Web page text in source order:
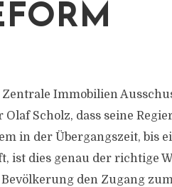
Immobilien
Scholz, dass seine
in der Übergangszeit, bis
ist dies genau der richtige
den Zugang